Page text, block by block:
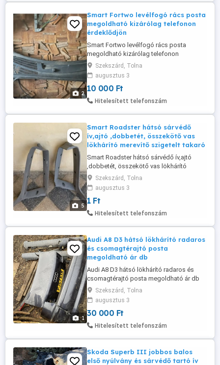
2
Smart Fortwo levélfogó rács posta
megoldható kizárólag telefonon
érdeklődjön
Smart Fortwo levélfogó rács posta
megoldható kizárólag telefonon
érdeklődjön
Szekszárd, Tolna
augusztus 3
10 000 Ft
Hitelesített telefonszám
5
Smart Roadster hátsó sárvédő
ív,ajtó ,dobbetét, összekötő vas
lökhárító merevítő szigetelt takaró
Smart Roadster hátsó sárvédő ív,ajtó
,dobbetét, összekötő vas lökhárító
merevítő szigetelt takaró ablak takaró
műanyag árak után érdeklődj
Szekszárd, Tolna
augusztus 3
1 Ft
Hitelesített telefonszám
1
Audi A8 D3 hátsó lökhárító radaros
és csomagtérajtó posta
megoldható ár db
Audi A8 D3 hátsó lökhárító radaros és
csomagtérajtó posta megoldható ár db
Szekszárd, Tolna
augusztus 3
30 000 Ft
Hitelesített telefonszám
Skoda Superb III jobbos balos
első nyúlvány és sárvédő tartó ív